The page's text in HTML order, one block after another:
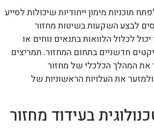
תוכניות מימון ייחודיות שיכולות לסייע
לבצע השקעות בשיטות מחזור
לכלול הלוואות בתנאים נוחים או
חדשניים בתחום המחזור. תמריצים
את המהלך הכלכלי של מחזור
את העלויות הראשוניות של
בעידוד מחזור